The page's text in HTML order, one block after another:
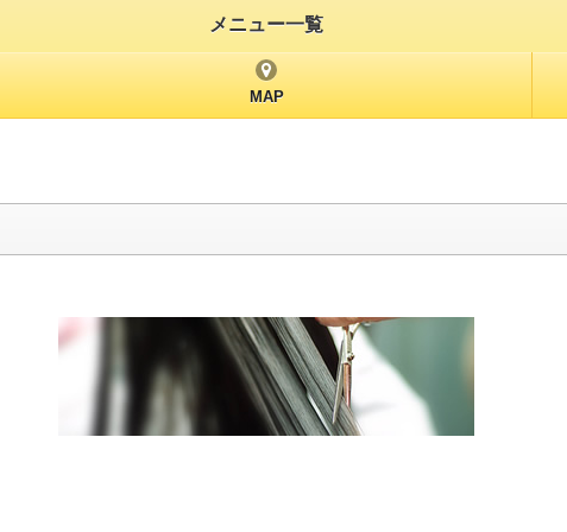
メニュー一覧
MAP